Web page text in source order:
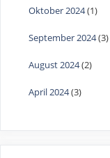
Oktober 2024(1)
September 2024(3)
August 2024(2)
April 2024(3)